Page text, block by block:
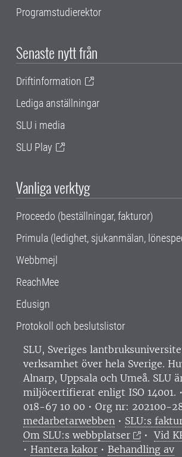
Programstudierektor
Senaste nytt från
Driftinformation
Lediga anställningar
SLU i media
SLU Play
Vanliga verktyg
Proceedo (beställningar, fakturor)
Primula (ledighet, sjukanmälan,
Webbmejl
ReachMee
Edusign
Protokoll och beslutslistor
SLU, Sveriges
verksamhet över hela Sverige.
Alnarp, Uppsala och Umeå. SLU
miljöcertifierat enligt ISO 14001. •
018-67 10 00 • Org nr: 202100-
medarbetarwebben • SLU:s
Om SLU:s webbplatser
•Vid
• Hantera kakor • Behandling av